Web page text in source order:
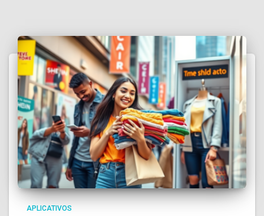
APLICATIVOS